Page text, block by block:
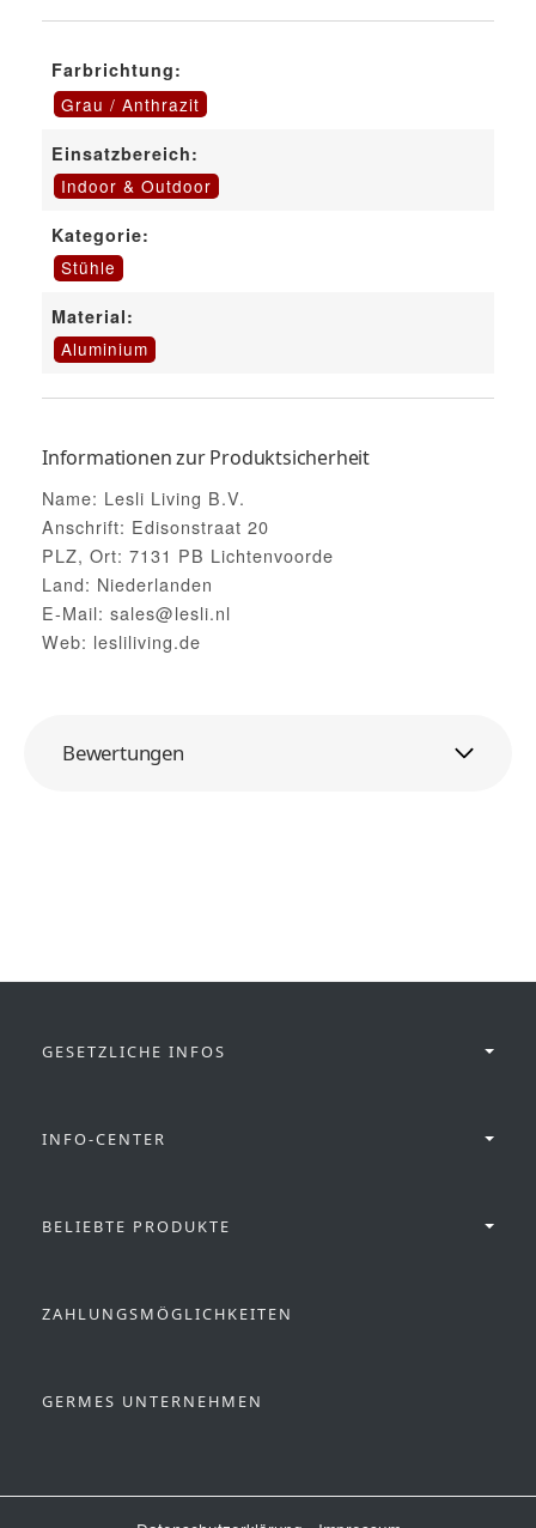
Farbrichtung:
Grau / Anthrazit
Einsatzbereich:
Indoor & Outdoor
Kategorie:
Stühle
Material:
Aluminium
Informationen zur Produktsicherheit
Name: Lesli Living B.V.
Anschrift: Edisonstraat 20
PLZ, Ort: 7131 PB Lichtenvoorde
Land: Niederlanden
E-Mail: sales@lesli.nl
Web: lesliliving.de
Bewertungen
GESETZLICHE INFOS
INFO-CENTER
BELIEBTE PRODUKTE
ZAHLUNGSMÖGLICHKEITEN
GERMES UNTERNEHMEN